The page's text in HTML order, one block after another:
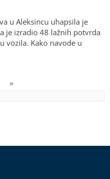
u Aleksincu uhapsila je
je izradio 48 lažnih potvrda
vozila. Kako navode u
»